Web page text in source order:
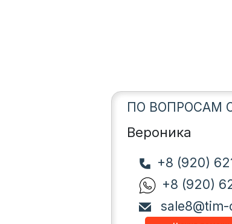
ПО ВОПРОСАМ
Вероника
+8 (920)
+8 (920)